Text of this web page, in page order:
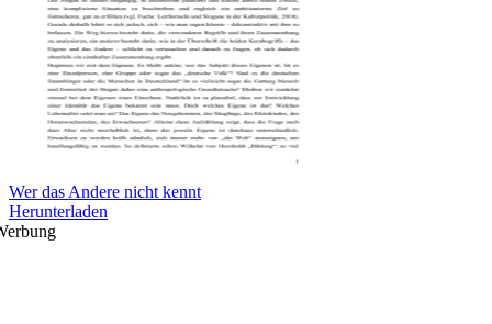
Wer das Andere nicht kennt
Herunterladen